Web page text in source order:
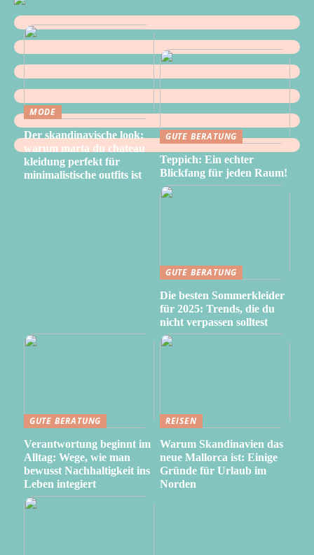
MODE
Der skandinavische look:
warum marta du chateau
kleidung perfekt für
minimalistische outfits ist
GUTE BERATUNG
Teppich: Ein echter
Blickfang für jeden Raum!
GUTE BERATUNG
Die besten Sommerkleider
für 2025: Trends, die du
nicht verpassen solltest
GUTE BERATUNG
Verantwortung beginnt im
Alltag: Wege, wie man
bewusst Nachhaltigkeit ins
Leben integiert
REISEN
Warum Skandinavien das
neue Mallorca ist: Einige
Gründe für Urlaub im
Norden